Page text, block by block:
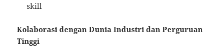
skill
Kolaborasi dengan Dunia Industri dan Perguruan
Tinggi